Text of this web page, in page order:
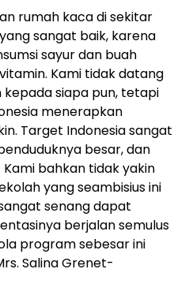
rumah kaca di sekitar
sangat baik, karena
sayur dan buah
Kami tidak datang
siapa pun, tetapi
menerapkan
Target Indonesia sangat
besar, dan
bahkan tidak yakin
yang seambisius ini
senang dapat
berjalan semulus
program sebesar ini
Salina Grenet-